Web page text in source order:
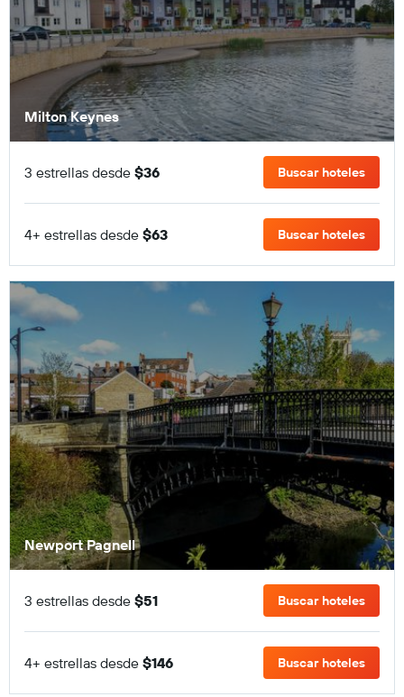
Milton Keynes
3 estrellas desde $36 Buscar hoteles
4+ estrellas desde $63 Buscar hoteles
Newport Pagnell
3 estrellas desde $51 Buscar hoteles
4+ estrellas desde $146 Buscar hoteles